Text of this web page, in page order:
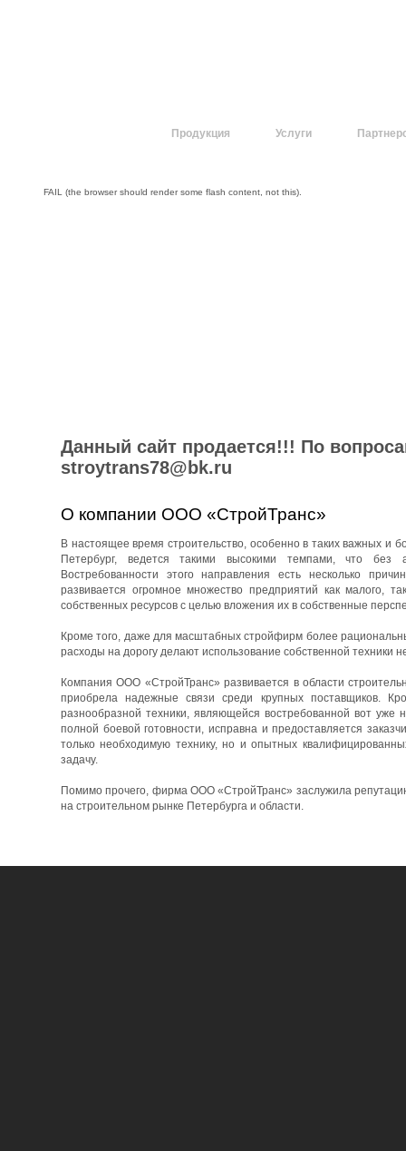
Продукция Услуги
FAIL (the browser should render some flash content, not this).
Данный сайт продается!!! По
stroytrans78@bk.ru
О компании ООО «СтройТранс»
В настоящее время строительство, особенно в таких важных и
Петербург, ведется такими высокими темпами, что без
Востребованности этого направления есть несколько
развивается огромное множество предприятий как малого,
собственных ресурсов с целью вложения их в собственные
Кроме того, даже для масштабных стройфирм более
расходы на дорогу делают использование собственной техники
Компания ООО «СтройТранс» развивается в области
приобрела надежные связи среди крупных поставщиков.
разнообразной техники, являющейся востребованной вот уже
полной боевой готовности, исправна и предоставляется
только необходимую технику, но и опытных
задачу.
Помимо прочего, фирма ООО «СтройТранс» заслужила
на строительном рынке Петербурга и области.